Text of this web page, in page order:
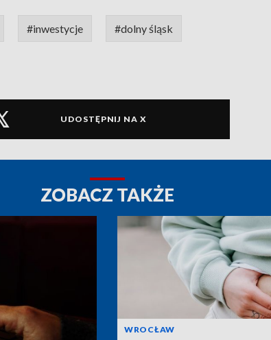
#inwestycje #dolny śląsk
UDOSTĘPNIJ NA X
ZOBACZ TAKŻE
WROCŁAW